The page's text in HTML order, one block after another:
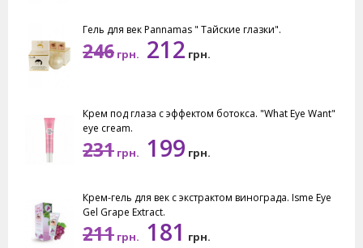
Гель для век Pannamas " Тайские глазки".
246 грн. 212 грн.
Крем под глаза с эффектом ботокса. "What Eye Want"
eye cream.
231 грн. 199 грн.
Крем-гель для век с экстрактом винограда. Isme Eye
Gel Grape Extract.
211 грн. 181 грн.